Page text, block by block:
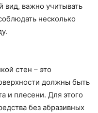
вид, важно учитывать
несколько
стен – это
должны быть
и плесени. Для этого
без абразивных